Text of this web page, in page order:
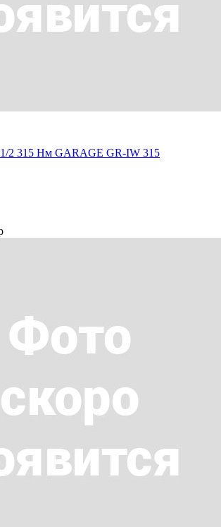
2 315 Нм GARAGE GR-IW 315